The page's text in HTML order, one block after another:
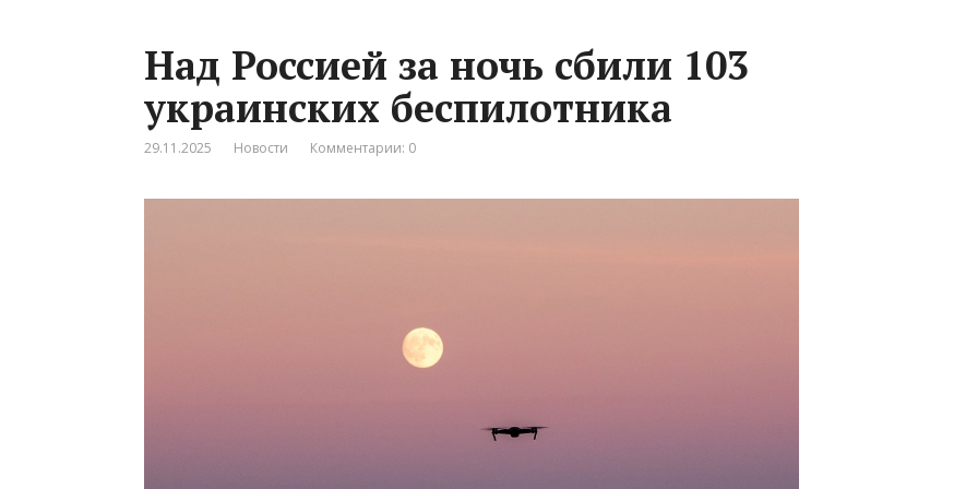
Над Россией за ночь сбили 103
украинских беспилотника
29.11.2025 Новости Комментарии: 0